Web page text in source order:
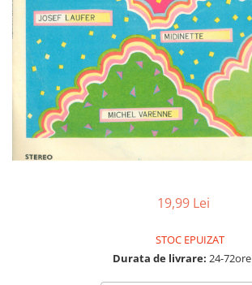
Viniluri Românești
Colecția Electrecord
19,99 Lei
STOC EPUIZAT
Durata de livrare: 24-72ore